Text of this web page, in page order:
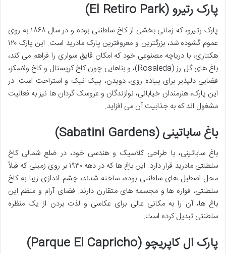
پارک رتیرو (El Retiro Park)
پارک رتیرو، که زمانی بخشی از کاخ سلطنتی بوده و در سال ۱۸۶۸ به روی
عموم گشوده شد، بزرگترین و معروفترین پارک مادرید است. این پارک ۱۲۰
هکتاری، با دریاچه مصنوعی خود که امکان قایق سواری را فراهم می کند،
باغ های گل رز (Rosaleda)، و بناهایی چون کاخ کریستال و کاخ ولاسکز،
فضایی دلپذیر برای پیاده روی، دویدن، پیک نیک و استراحت است. در
این پارک، هنرمندان خیابانی، نوازندگان و عروسک گردان ها نیز به فعالیت
مشغول اند که به جذابیت آن می افزاید.
باغ ساباتینی (Sabatini Gardens)
باغ ساباتینی، با طراحی کلاسیک و هندسی خود، در ضلع شمالی کاخ
سلطنتی مادرید قرار دارد. این باغ ها که در دهه ۱۹۳۰ بر روی زمینی که قبلاً
محل اصطبل های سلطنتی بوده، ساخته شدند، چشم اندازی زیبا به کاخ
سلطنتی، فواره ها و مجسمه های متقارن دارند. فضای آرام و منظم این
باغ ها، آن را به مکانی عالی برای عکاسی و لذت بردن از یک منظره
سلطنتی تبدیل کرده است.
پارک ال کاپریچو (Parque El Capricho)